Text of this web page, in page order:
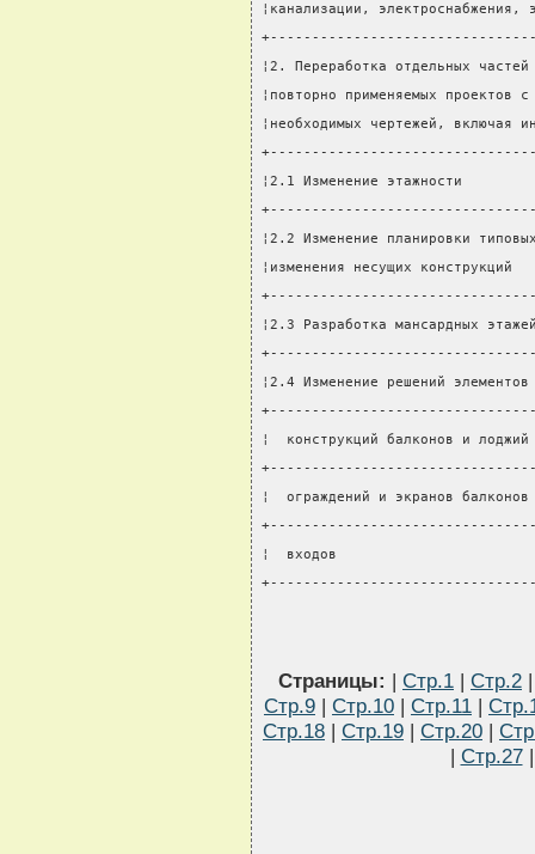
¦канализации,
¦2. Переработка отдельных
¦повторно применяемых
¦необходимых чертежей,
¦2.1 Изменение
¦2.2 Изменение планировки
¦изменения несущих
¦2.3 Разработка
¦2.4 Изменение решений
¦  конструкций балконов и
¦  ограждений и экранов
¦  входов
Страницы: | Стр.1 | Стр.2
Стр.9 | Стр.10 | Стр.11 |
Стр.18 | Стр.19 | Стр.20 |
| Стр.27